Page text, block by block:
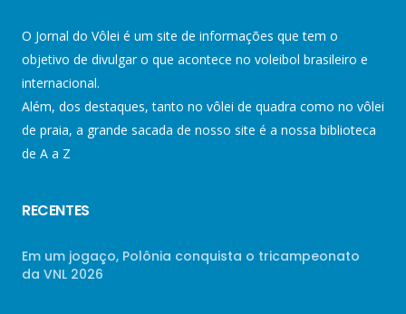
O Jornal do Vôlei é um site de informações que tem o
objetivo de divulgar o que acontece no voleibol brasileiro e
internacional.
Além, dos destaques, tanto no vôlei de quadra como no vôlei
de praia, a grande sacada de nosso site é a nossa biblioteca
de A a Z
RECENTES
Em um jogaço, Polônia conquista o tricampeonato
da VNL 2026